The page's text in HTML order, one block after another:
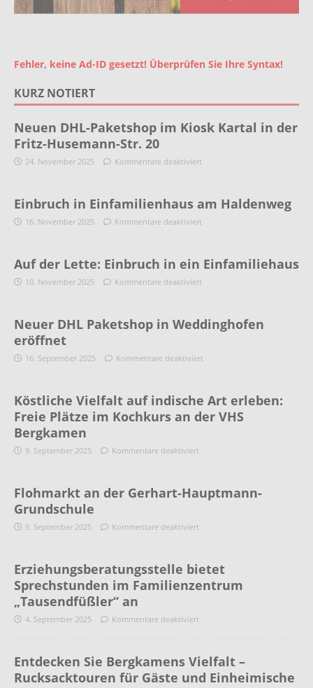
Fehler, keine Ad-ID gesetzt! Überprüfen Sie Ihre Syntax!
KURZ NOTIERT
Neuen DHL-Paketshop im Kiosk Kartal in der
Fritz-Husemann-Str. 20
24. November 2025 Kommentare deaktiviert
Einbruch in Einfamilienhaus am Haldenweg
16. November 2025 Kommentare deaktiviert
Auf der Lette: Einbruch in ein Einfamiliehaus
10. November 2025 Kommentare deaktiviert
Neuer DHL Paketshop in Weddinghofen
eröffnet
16. September 2025 Kommentare deaktiviert
Köstliche Vielfalt auf indische Art erleben:
Freie Plätze im Kochkurs an der VHS
Bergkamen
9. September 2025 Kommentare deaktiviert
Flohmarkt an der Gerhart-Hauptmann-
Grundschule
9. September 2025 Kommentare deaktiviert
Erziehungsberatungsstelle bietet
Sprechstunden im Familienzentrum
„Tausendfüßler“ an
4. September 2025 Kommentare deaktiviert
Entdecken Sie Bergkamens Vielfalt –
Rucksacktouren für Gäste und Einheimische